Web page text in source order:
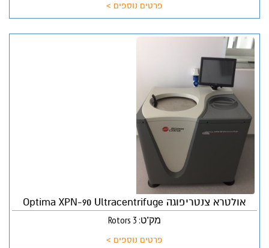
פרטים נוספים >
אולטרא צנטריפוגה Optima XPN-90 Ultracentrifuge
מק"ט: 3 Rotors
פרטים נוספים >